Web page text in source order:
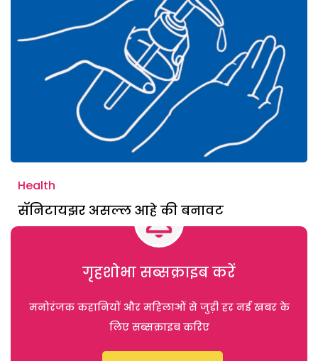
Health
सॅनिटायझर असल्ल आहे की बनावट
गृहशोभा सब्सक्राइब करें
मनोरंजक कहानियों और महिलाओं से जुड़ी हर नई खबर के
लिए सब्सक्राइब करिए